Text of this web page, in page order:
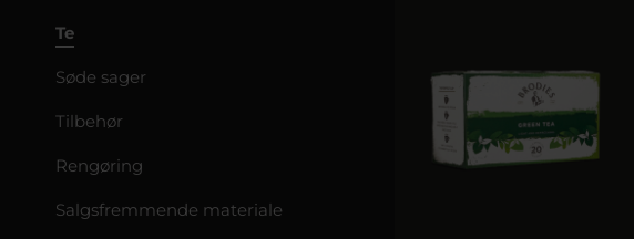
Te
Søde sager
Tilbehør
Rengøring
Salgsfremmende materiale